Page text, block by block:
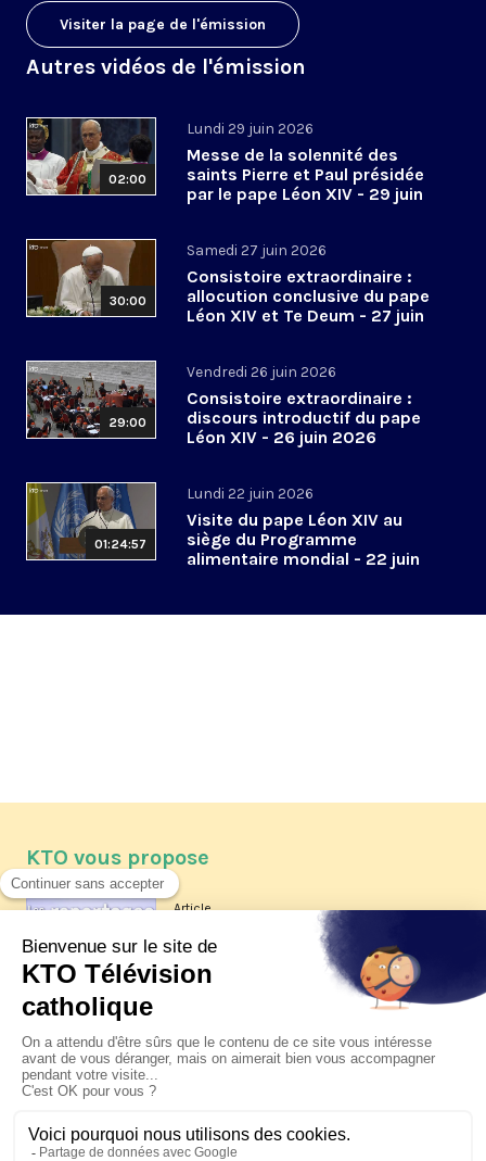
Visiter la page de l'émission
Autres vidéos de l'émission
02:00
Lundi 29 juin 2026
Messe de la solennité des
saints Pierre et Paul présidée
par le pape Léon XIV - 29 juin
30:00
Samedi 27 juin 2026
Consistoire extraordinaire :
allocution conclusive du pape
Léon XIV et Te Deum - 27 juin
29:00
Vendredi 26 juin 2026
Consistoire extraordinaire :
discours introductif du pape
Léon XIV - 26 juin 2026
01:24:57
Lundi 22 juin 2026
Visite du pape Léon XIV au
siège du Programme
alimentaire mondial - 22 juin
KTO vous propose
Article
Les reportages d'été 2026 de KTO
La visite pastorale du pape Léon
XIV à Assise à suivre sur KTO le
jeudi 6 août
Le pape en Uruguay, Argentine et
Pérou du 6 au 17 novembre 2026